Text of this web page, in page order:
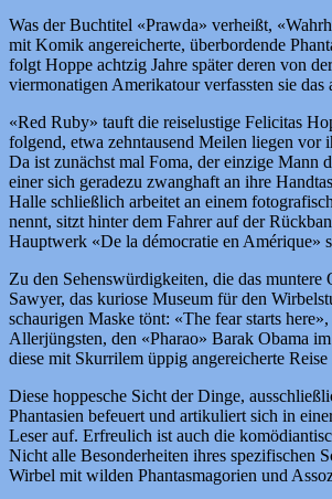
Was der Buchtitel «Prawda» verheißt,
mit Komik angereicherte, überbordende
folgt Hoppe achtzig Jahre später deren von
viermonatigen Amerikatour verfassten sie
«Red Ruby» tauft die reiselustige Felicitas
folgend, etwa zehntausend Meilen liegen vor
Da ist zunächst mal Foma, der einzige Mann
einer sich geradezu zwanghaft an ihre
Halle schließlich arbeitet an einem
nennt, sitzt hinter dem Fahrer auf der
Hauptwerk «De la démocratie en Amérique»
Zu den Sehenswürdigkeiten, die das
Sawyer, das kuriose Museum für den
schaurigen Maske tönt: «The fear starts
Allerjüngsten, den «Pharao» Barak Obama
diese mit Skurrilem üppig angereicherte
Diese hoppesche Sicht der Dinge,
Phantasien befeuert und artikuliert sich in
Leser auf. Erfreulich ist auch die
Nicht alle Besonderheiten ihres spezifischen
Wirbel mit wilden Phantasmagorien und